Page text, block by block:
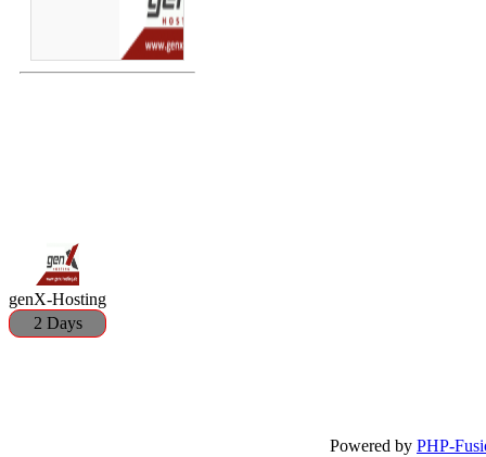
genX-Hosting
2 Days
Powered by PHP-